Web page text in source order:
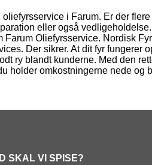
oliefyrsservice i Farum. Er der
eller også
Farum Oliefyrsservice. Nordisk
Der sikrer. At dit fyr fungerer
ry blandt kunderne. Med den
holder omkostningerne nede og
SKAL VI SPISE?